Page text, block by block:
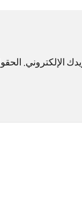
الإلكتروني.